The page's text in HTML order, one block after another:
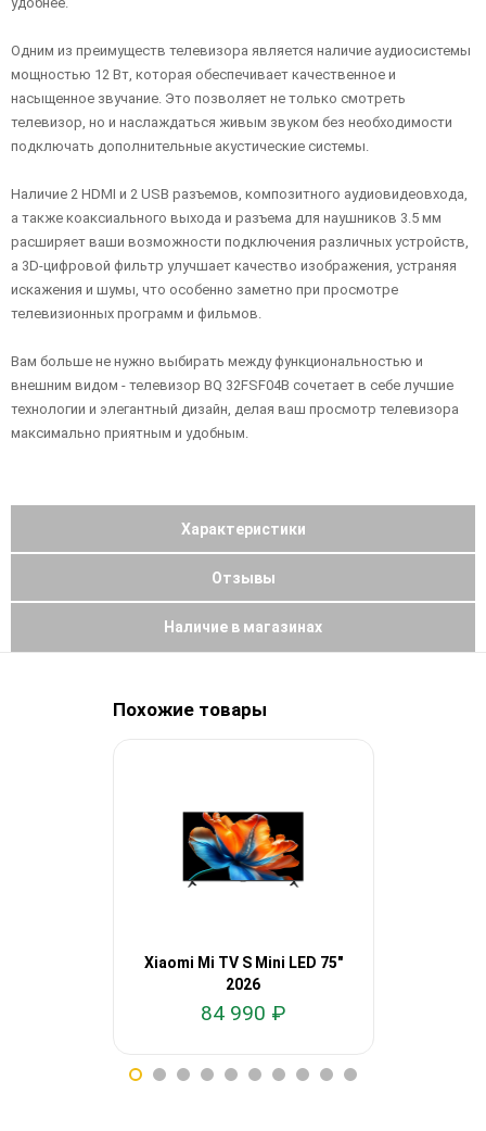
Одним из преимуществ телевизора является наличие аудиосистемы
мощностью 12 Вт, которая обеспечивает качественное и
насыщенное звучание. Это позволяет не только смотреть
телевизор, но и наслаждаться живым звуком без необходимости
подключать дополнительные акустические системы.
Наличие 2 HDMI и 2 USB разъемов, композитного аудиовидеовхода,
а также коаксиального выхода и разъема для наушников 3.5 мм
расширяет ваши возможности подключения различных устройств,
а 3D-цифровой фильтр улучшает качество изображения, устраняя
искажения и шумы, что особенно заметно при просмотре
телевизионных программ и фильмов.
Вам больше не нужно выбирать между функциональностью и
внешним видом - телевизор BQ 32FSF04B сочетает в себе лучшие
технологии и элегантный дизайн, делая ваш просмотр телевизора
максимально приятным и удобным.
Характеристики
Отзывы
Наличие в магазинах
Похожие товары
Xiaomi Mi TV S Mini LED 75"
2026
84 990 ₽